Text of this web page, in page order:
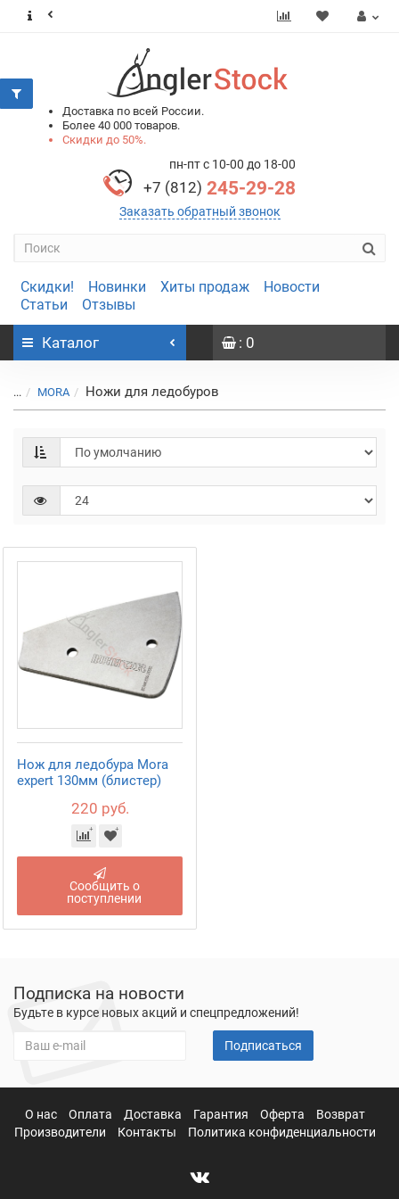
Доставка по всей России.
Более 40 000 товаров.
Скидки до 50%.
пн-пт с 10-00 до 18-00
+7 (812) 245-29-28
Заказать обратный звонок
Скидки! Новинки Хиты продаж
Новости
Статьи
Отзывы
Каталог : 0
... MORA Ножи для ледобуров
Нож для ледобура Mora
expert 130мм (блистер)
220 руб.
Сообщить о
поступлении
Подписка на новости
Будьте в курсе новых акций и спецпредложений!
Подписаться
О нас Оплата Доставка Гарантия Оферта
Возврат
Производители
Контакты Политика конфиденциальности